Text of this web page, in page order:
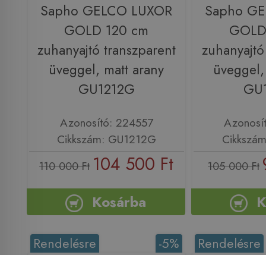
Sapho GELCO LUXOR
GOLD 120 cm
zuhanyajtó transzparent
üveggel, matt arany
GU1212G
Azonosító: 224557
Cikkszám: GU1212G
110 000 Ft 104 500 Ft
Kosárba
Sapho
105 000 Ft
-5%
Rendelésre Rendelésre